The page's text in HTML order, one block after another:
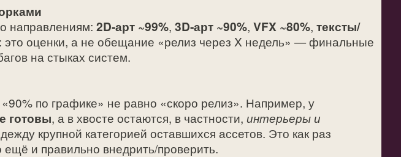
направлениям: 2D‑арт ~99%, 3D‑арт ~90%, VFX ~80%, тексты/
это оценки, а не обещание «релиз через X недель» — финальные
на стыках систем.
по графике» не равно «скоро релиз». Например, у
готовы, а в хвосте остаются, в частности, интерьеры и
крупной категорией оставшихся ассетов. Это как раз
и правильно внедрить/проверить.